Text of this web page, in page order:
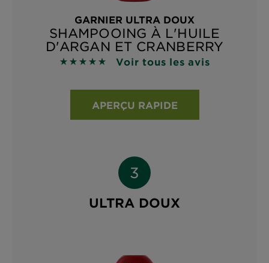
GARNIER ULTRA DOUX
SHAMPOOING À L'HUILE
D'ARGAN ET CRANBERRY
4.9118 sur 5 étoiles basé sur les avis
Voir tous les avis
APERÇU RAPIDE
ULTRA DOUX